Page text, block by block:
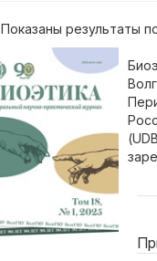
Показаны результаты